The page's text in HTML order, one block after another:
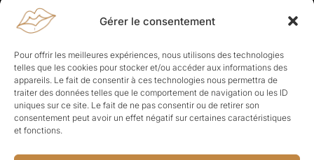
Gérer le consentement
Pour offrir les meilleures expériences, nous utilisons des technologies
telles que les cookies pour stocker et/ou accéder aux informations des
appareils. Le fait de consentir à ces technologies nous permettra de
traiter des données telles que le comportement de navigation ou les ID
uniques sur ce site. Le fait de ne pas consentir ou de retirer son
consentement peut avoir un effet négatif sur certaines caractéristiques
et fonctions.
Rapporteuses
À propos de Rapporteuses :Rapporteuses, c’est l’histoire de
Parisiennes, bien dans leurs baskets qui aiment rapporter ce qui leur
cause, leur apporte et leur rapporte !
Les Topics
Société Politique Business Culture
Sport
Lifestyle